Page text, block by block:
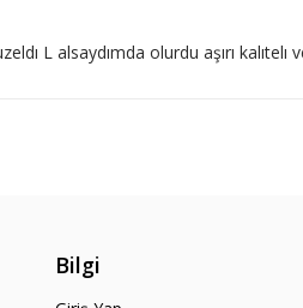
L alsaydımda olurdu aşırı kalıtelı ve
Bilgi